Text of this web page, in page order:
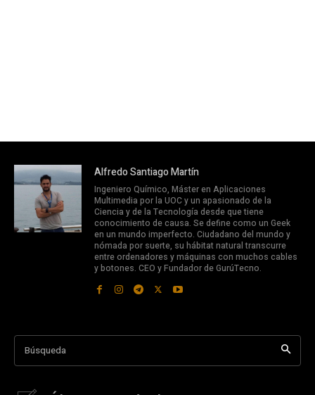
Alfredo Santiago Martín
Ingeniero Químico, Máster en Aplicaciones
Multimedia por la UOC y un apasionado de la
Ciencia y de la Tecnología desde que tiene
conocimiento de causa. Se define como un Geek
en un mundo imperfecto. Ciudadano del mundo y
nómada por suerte, su hábitat natural transcurre
entre ordenadores y máquinas con muchos cables
y botones. CEO y Fundador de GurúTecno.
Búsqueda